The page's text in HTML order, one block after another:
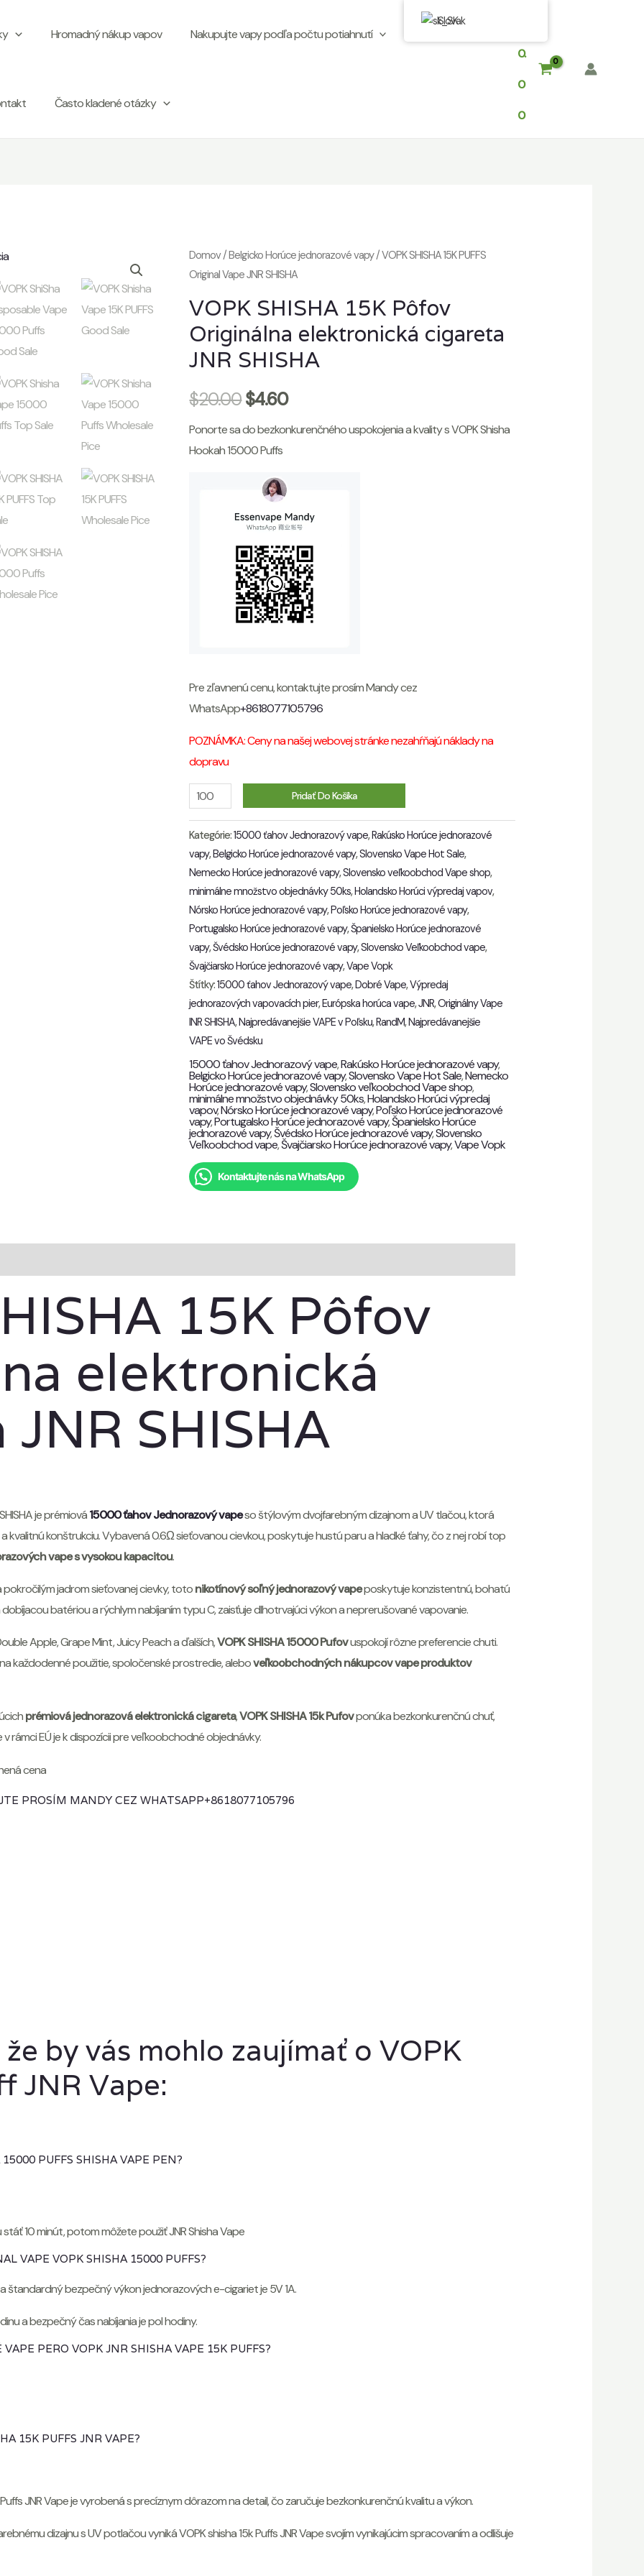
Hromadný nákup vapov Nakupujte vapy podľa počtu potiahnutí
Často kladené otázky
0.
0
0
Domov/Belgicko Horúce jednorazové vapy/ VOPK SHISHA 15K PUFFS
Original Vape JNR SHISHA
VOPK SHISHA 15K Pôfov
Originálna elektronická cigareta
JNR SHISHA
$20.00$4.60
Ponorte sa do bezkonkurenčného uspokojenia a kvality s VOPK Shisha
Hookah 15000 Puffs
Pre zľavnenú cenu, kontaktujte prosím Mandy cez
WhatsApp+8618077105796
POZNÁMKA: Ceny na našej webovej stránke nezahŕňajú náklady na
dopravu
Množstvo Pridať Do Košíka
Kategórie:15000 ťahov Jednorazový vape,Rakúsko Horúce jednorazové
vapy,Belgicko Horúce jednorazové vapy,Slovensko Vape Hot Sale,
Nemecko Horúce jednorazové vapy,Slovensko veľkoobchod Vape shop,
minimálne množstvo objednávky 50ks,Holandsko Horúci výpredaj vapov,
Nórsko Horúce jednorazové vapy,Poľsko Horúce jednorazové vapy,
Portugalsko Horúce jednorazové vapy,Španielsko Horúce jednorazové
vapy,Švédsko Horúce jednorazové vapy,Slovensko Veľkoobchod vape,
Švajčiarsko Horúce jednorazové vapy,Vape Vopk
Štítky:15000 ťahov Jednorazový vape,Dobré Vape,Výpredaj
jednorazových vapovacích pier,Európska horúca vape,JNR,Originálny Vape
INR SHISHA,Najpredávanejšie VAPE v Poľsku,RandM,Najpredávanejšie
VAPE vo Švédsku
15000 ťahov Jednorazový vape,Rakúsko Horúce jednorazové vapy,
Belgicko Horúce jednorazové vapy,Slovensko Vape Hot Sale,Nemecko
Horúce jednorazové vapy,Slovensko veľkoobchod Vape shop,
minimálne množstvo objednávky 50ks,Holandsko Horúci výpredaj
vapov,Nórsko Horúce jednorazové vapy,Poľsko Horúce jednorazové
vapy,Portugalsko Horúce jednorazové vapy,Španielsko Horúce
jednorazové vapy,Švédsko Horúce jednorazové vapy,Slovensko
Veľkoobchod vape,Švajčiarsko Horúce jednorazové vapy,Vape Vopk
Kontaktujte nás na WhatsApp
15K Pôfov
elektronická
SHISHA
je prémiová15000 ťahov Jednorazový vapeso štýlovým dvojfarebným dizajnom a UV tlačou, ktorá
kvalitnú konštrukciu. Vybavená 0.6Ω sieťovanou cievkou, poskytuje hustú paru a hladké ťahy, čo z nej robí top
vape s vysokou kapacitou.
jadrom sieťovanej cievky, totonikotínový soľný jednorazový vapeposkytuje konzistentnú, bohatú
batériou a rýchlym nabíjaním typu C, zaisťuje dlhotrvajúci výkon a neprerušované vapovanie.
Apple, Grape Mint, Juicy Peach a ďalších,VOPK SHISHA 15000 Pufovuspokojí rôzne preferencie chuti.
každodenné použitie, spoločenské prostredie, aleboveľkoobchodných nákupcov vape produktov
prémiová jednorazová elektronická cigareta,VOPK SHISHA 15k Pufovponúka bezkonkurenčnú chuť,
rámci EÚ je k dispozícii pre veľkoobchodné objednávky.
PROSÍM MANDY CEZ WHATSAPP+8618077105796
by vás mohlo zaujímať o VOPK
JNR Vape:
PUFFS SHISHA VAPE PEN?
10 minút, potom môžete použiť JNR Shisha Vape
VAPE VOPK SHISHA 15000 PUFFS?
štandardný bezpečný výkon jednorazových e-cigariet je 5V 1A.
a bezpečný čas nabíjania je pol hodiny.
PERO VOPK JNR SHISHA VAPE 15K PUFFS?
15K PUFFS JNR VAPE?
Puffs JNR Vape je vyrobená s precíznym dôrazom na detail, čo zaručuje bezkonkurenčnú kvalitu a výkon.
dizajnu s UV potlačou vyniká VOPK shisha 15k Puffs JNR Vape svojím vynikajúcim spracovaním a odlišuje
Slovak